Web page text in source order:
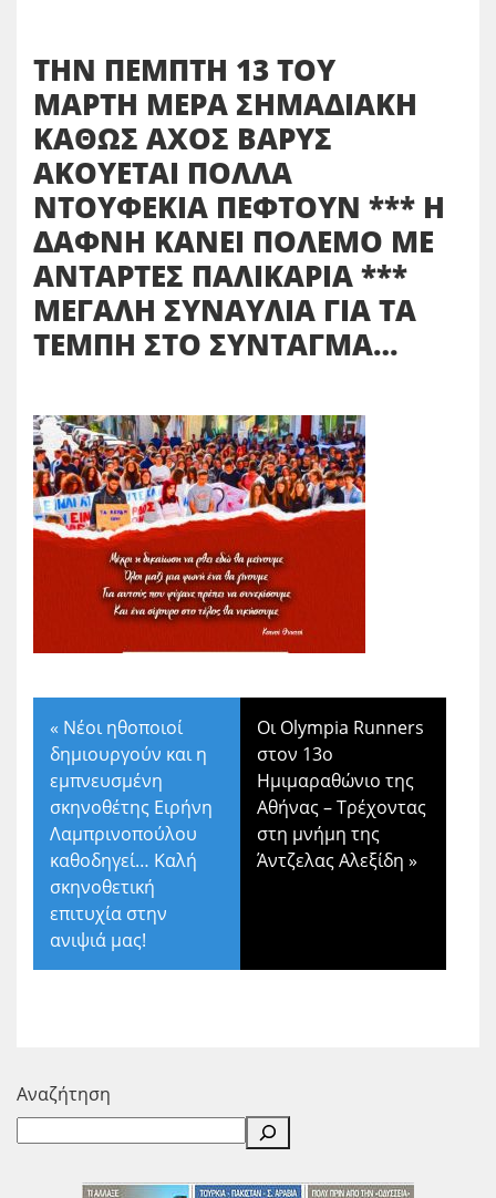
ΤΗΝ ΠΕΜΠΤΗ 13 ΤΟΥ
ΜΑΡΤΗ ΜΕΡΑ ΣΗΜΑΔΙΑΚΗ
ΚΑΘΩΣ ΑΧΟΣ ΒΑΡΥΣ
ΑΚΟΥΕΤΑΙ ΠΟΛΛΑ
ΝΤΟΥΦΕΚΙΑ ΠΕΦΤΟΥΝ *** Η
ΔΑΦΝΗ ΚΑΝΕΙ ΠΟΛΕΜΟ ΜΕ
ΑΝΤΑΡΤΕΣ ΠΑΛΙΚΑΡΙΑ ***
ΜΕΓΑΛΗ ΣΥΝΑΥΛΙΑ ΓΙΑ ΤΑ
ΤΕΜΠΗ ΣΤΟ ΣΥΝΤΑΓΜΑ…
« Νέοι ηθοποιοί
δημιουργούν και η
εμπνευσμένη
σκηνοθέτης Ειρήνη
Λαμπρινοπούλου
καθοδηγεί… Καλή
σκηνοθετική
επιτυχία στην
ανιψιά μας!
Οι Olympia Runners
στον 13ο
Ημιμαραθώνιο της
Αθήνας – Τρέχοντας
στη μνήμη της
Άντζελας Αλεξίδη »
Αναζήτηση